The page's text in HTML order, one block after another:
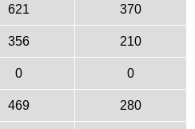
621 370
356 210
0 0
469 280